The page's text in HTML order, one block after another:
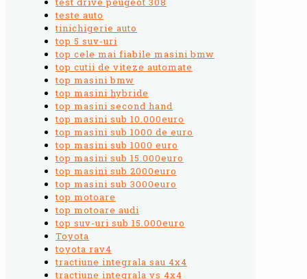
teste auto
tinichigerie auto
top 5 suv-uri
top cele mai fiabile masini bmw
top cutii de viteze automate
top masini bmw
top masini hybride
top masini second hand
top masini sub 10.000euro
top masini sub 1000 de euro
top masini sub 1000 euro
top masini sub 15.000euro
top masini sub 2000euro
top masini sub 3000euro
top motoare
top motoare audi
top suv-uri sub 15.000euro
Toyota
toyota rav4
tractiune integrala sau 4x4
tractiune integrala vs 4x4